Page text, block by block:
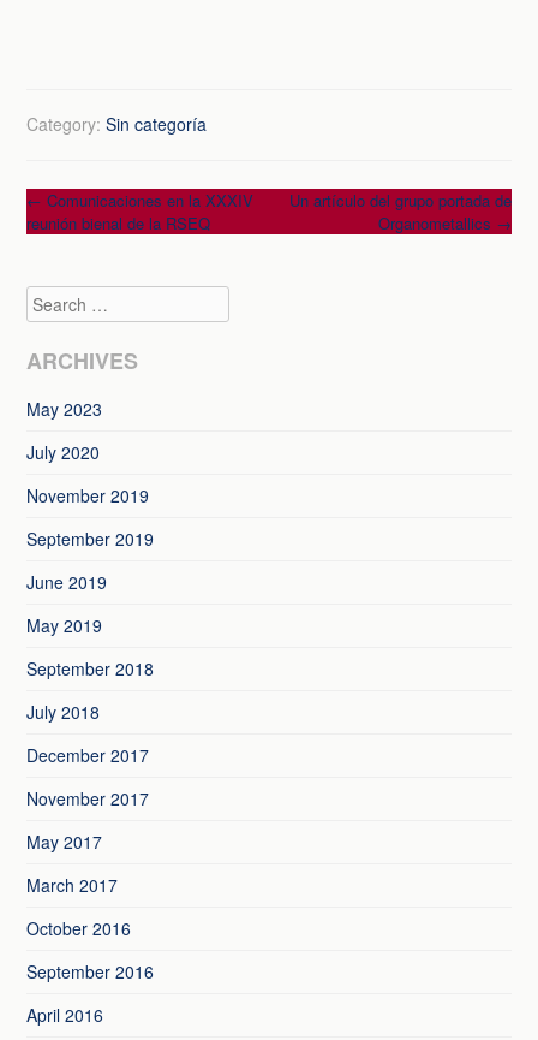
Category:Sin categoría
Post
navigation
← Comunicaciones en la XXXIV
reunión bienal de la RSEQ
Un artículo del grupo portada de
Organometallics →
Search
ARCHIVES
May 2023
July 2020
November 2019
September 2019
June 2019
May 2019
September 2018
July 2018
December 2017
November 2017
May 2017
March 2017
October 2016
September 2016
April 2016